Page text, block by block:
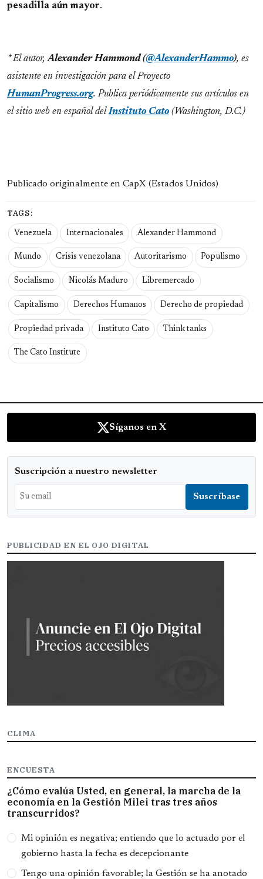
pesadilla aún mayor.
* El autor,Alexander Hammond (@AlexanderHammo), es
asistente en investigación para el Proyecto
HumanProgress.org. Publica periódicamente sus artículos en
el sitio web en español delInstituto Cato (Washington, D.C.)
Publicado originalmente en CapX (Estados Unidos)
TAGS:
Venezuela Internacionales Alexander Hammond
Mundo Crisis venezolana Autoritarismo Populismo
Socialismo Nicolás Maduro Libremercado
Capitalismo Derechos Humanos Derecho de propiedad
Propiedad privada Instituto Cato Think tanks
The Cato Institute
Síganos en X
Suscripción a nuestro newsletter
PUBLICIDAD EN EL OJO DIGITAL
CLIMA
ENCUESTA
¿Cómo evalúa Usted, en general, la marcha de la
economía en la Gestión Milei tras tres años
transcurridos?
Opciones
Mi opinión es negativa; entiendo que lo actuado por el
gobierno hasta la fecha es decepcionante
Tengo una opinión favorable; la Gestión se ha anotado